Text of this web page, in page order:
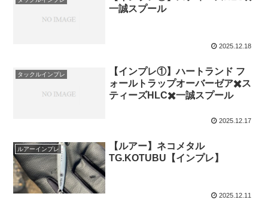
一誠スプール
2025.12.18
タックルインプレ
【インプレ①】ハートランド フ
ォールトラップオーバーゼア✖️ス
ティーズHLC✖️一誠スプール
2025.12.17
ルアーインプレ
【ルアー】ネコメタル
TG.KOTUBU【インプレ】
2025.12.11